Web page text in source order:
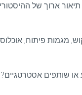
תיאור ארוך של
פיתוח,
שותפים